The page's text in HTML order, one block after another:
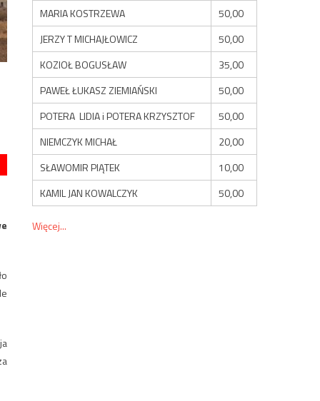
MARIA KOSTRZEWA
50,00
JERZY T MICHAJŁOWICZ
50,00
KOZIOŁ BOGUSŁAW
35,00
PAWEŁ ŁUKASZ ZIEMIAŃSKI
50,00
POTERA LIDIA i POTERA KRZYSZTOF
50,00
NIEMCZYK MICHAŁ
20,00
SŁAWOMIR PIĄTEK
10,00
KAMIL JAN KOWALCZYK
50,00
Więcej...